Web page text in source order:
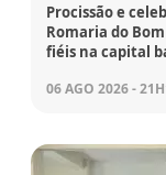
Procissão e
Romaria do
fiéis na capital
06 AGO 2026 -